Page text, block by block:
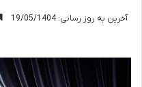
آخرین به روز رسانی: 19/05/1404